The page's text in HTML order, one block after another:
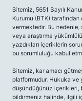
Sitemiz, 5651 Sayılı
Kurumu (BTK)
vermektedir. Bu
veya araştırma
yazdıkları içeriklerin
bu sorumluluğu kabul
Sitemiz, kar amacı
platformudur. Hukuka ve
düşündüğünüz içerikleri,
bildirmeniz halinde, ilgili